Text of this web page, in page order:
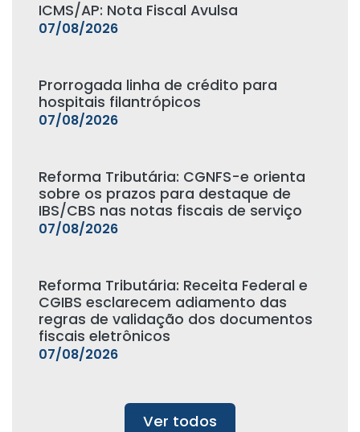
ICMS/AP: Nota Fiscal Avulsa
07/08/2026
Prorrogada linha de crédito para
hospitais filantrópicos
07/08/2026
Reforma Tributária: CGNFS-e orienta
sobre os prazos para destaque de
IBS/CBS nas notas fiscais de serviço
07/08/2026
Reforma Tributária: Receita Federal e
CGIBS esclarecem adiamento das
regras de validação dos documentos
fiscais eletrônicos
07/08/2026
Ver todos